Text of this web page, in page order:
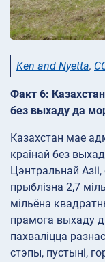
Ken and Nyetta,
Факт 6:
без выхаду да
Казахстан мае
краінай без
Цэнтральнай
прыблізна 2,7
мільёна
прамога выхаду
пахваліцца
стэпы, пустыні,